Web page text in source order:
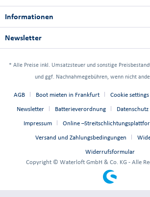
Informationen
Newsletter
* Alle Preise inkl. Umsatzsteuer und sonstige
und ggf. Nachnahmegebühren, wenn nicht
AGB Boot mieten in Frankfurt Cookie settings
Newsletter Batterieverordnung Datenschutz
Impressum Online
Versand und Zahlungsbedingungen
Widerrufsformular
Copyright © Waterloft GmbH & Co. KG - Alle